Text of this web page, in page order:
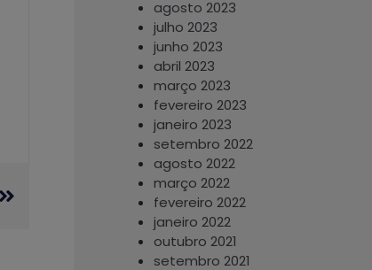
agosto 2023
julho 2023
junho 2023
abril 2023
março 2023
fevereiro 2023
janeiro 2023
setembro 2022
agosto 2022
março 2022
fevereiro 2022
janeiro 2022
outubro 2021
setembro 2021